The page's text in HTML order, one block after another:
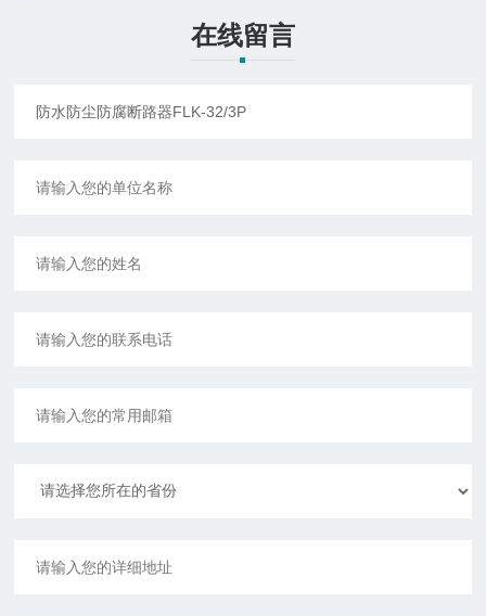
在线留言